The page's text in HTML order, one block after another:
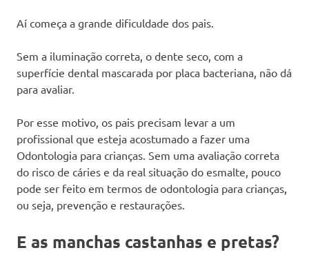
Aí começa a grande dificuldade dos pais.
Sem a iluminação correta, o dente seco, com a
superfície dental mascarada por placa bacteriana, não dá
para avaliar.
Por esse motivo, os pais precisam levar a um
profissional que esteja acostumado a fazer uma
Odontologia para crianças. Sem uma avaliação correta
do risco de cáries e da real situação do esmalte, pouco
pode ser feito em termos de odontologia para crianças,
ou seja, prevenção e restaurações.
E as manchas castanhas e pretas?